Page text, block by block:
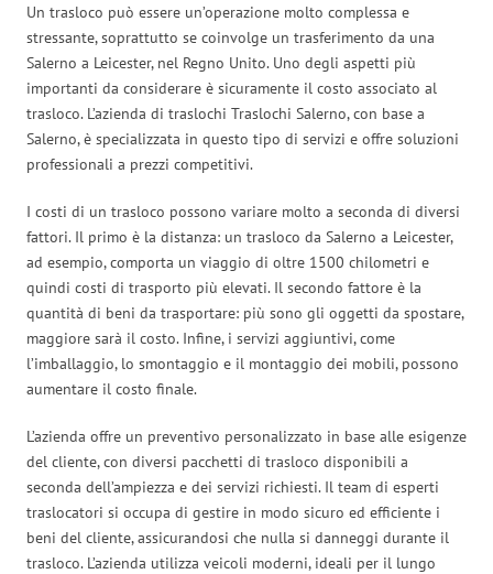
Un trasloco può essere un’operazione molto complessa e
stressante, soprattutto se coinvolge un trasferimento da una
Salerno a Leicester, nel Regno Unito. Uno degli aspetti più
importanti da considerare è sicuramente il costo associato al
trasloco. L’azienda di traslochi Traslochi Salerno, con base a
Salerno, è specializzata in questo tipo di servizi e offre soluzioni
professionali a prezzi competitivi.
I costi di un trasloco possono variare molto a seconda di diversi
fattori. Il primo è la distanza: un trasloco da Salerno a Leicester,
ad esempio, comporta un viaggio di oltre 1500 chilometri e
quindi costi di trasporto più elevati. Il secondo fattore è la
quantità di beni da trasportare: più sono gli oggetti da spostare,
maggiore sarà il costo. Infine, i servizi aggiuntivi, come
l’imballaggio, lo smontaggio e il montaggio dei mobili, possono
aumentare il costo finale.
L’azienda offre un preventivo personalizzato in base alle esigenze
del cliente, con diversi pacchetti di trasloco disponibili a
seconda dell’ampiezza e dei servizi richiesti. Il team di esperti
traslocatori si occupa di gestire in modo sicuro ed efficiente i
beni del cliente, assicurandosi che nulla si danneggi durante il
trasloco. L’azienda utilizza veicoli moderni, ideali per il lungo